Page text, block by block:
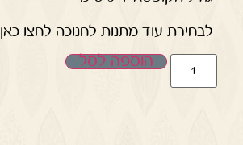
לבחירת עוד מתנות לחנוכה לחצו כאן
הוספה לסל